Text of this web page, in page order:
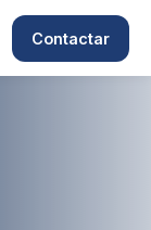
Contactar